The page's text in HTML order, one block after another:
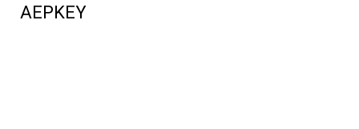
AEPKEY